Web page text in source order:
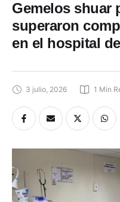
Gemelos shuar
superaron
en el hospital
3 julio, 2026 1 Min